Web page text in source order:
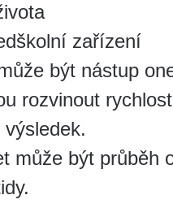
zařízení
být nástup
rozvinout
může být průběh